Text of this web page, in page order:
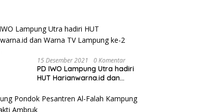
15 Desember 2021 0 Komentar
PD IWO Lampung Utra hadiri
HUT Harianwarna.id dan
Tahun